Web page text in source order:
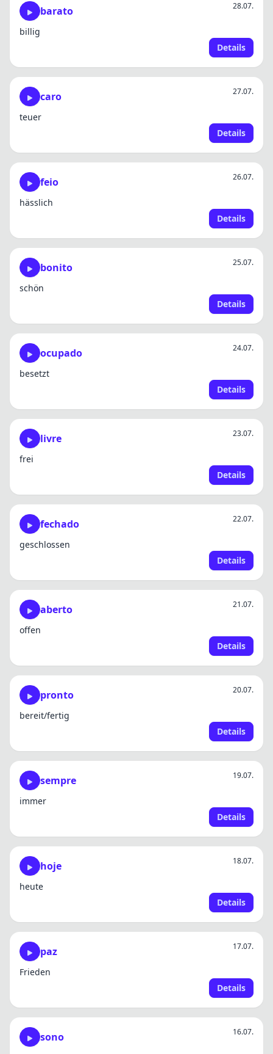
barato 28.07.
billig
Details
caro 27.07.
teuer
Details
feio 26.07.
hässlich
Details
bonito 25.07.
schön
Details
ocupado 24.07.
besetzt
Details
livre 23.07.
frei
Details
fechado 22.07.
geschlossen
Details
aberto 21.07.
offen
Details
pronto 20.07.
bereit/fertig
Details
sempre 19.07.
immer
Details
hoje 18.07.
heute
Details
paz 17.07.
Frieden
Details
sono 16.07.